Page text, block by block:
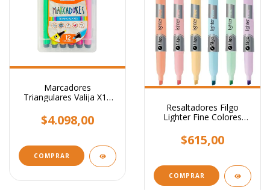
Marcadores
Triangulares Valija X12
$4.098,00
Resaltadores Filgo
Lighter Fine Colores
$615,00
COMPRAR